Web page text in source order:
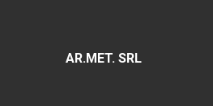
AR.MET. SRL